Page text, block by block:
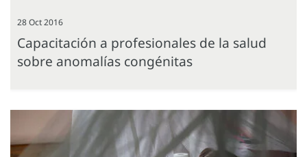
28 Oct 2016
Capacitación a profesionales de la salud
sobre anomalías congénitas